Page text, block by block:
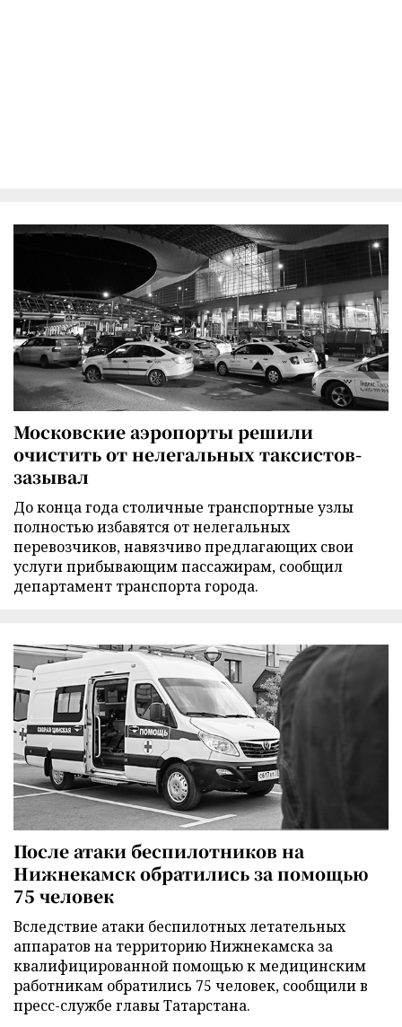
Московские аэропорты решили
очистить от нелегальных таксистов-
зазывал
До конца года столичные транспортные узлы
полностью избавятся от нелегальных
перевозчиков, навязчиво предлагающих свои
услуги прибывающим пассажирам, сообщил
департамент транспорта города.
После атаки беспилотников на
Нижнекамск обратились за помощью
75 человек
Вследствие атаки беспилотных летательных
аппаратов на территорию Нижнекамска за
квалифицированной помощью к медицинским
работникам обратились 75 человек, сообщили в
пресс-службе главы Татарстана.